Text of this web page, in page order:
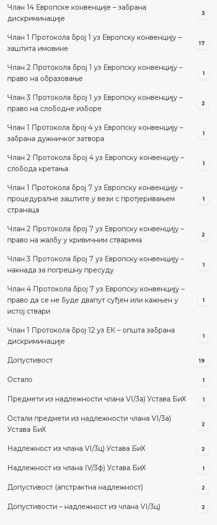
Члан 14 Европске конвенције – забрана
дискриминације
3
Члан 1 Протокола број 1 уз Европску конвенцију –
заштита имовине
17
Члан 2 Протокола број 1 уз Европску конвенцију –
право на образовање
1
Члан 3 Протокола број 1 уз Европску конвенцију –
право на слободне изборе
2
Члан 1 Протокола број 4 уз Европску конвенцију –
забрана дужничког затвора
1
Члан 2 Протокола број 4 уз Европску конвенцију –
слобода кретања
1
Члан 1 Протокола број 7 уз Европску конвенцију –
процедуралне заштите у вези с протјеривањем
странаца
1
Члан 2 Протокола број 7 уз Европску конвенцију –
право на жалбу у кривичним стварима
2
Члан 3 Протокола број 7 уз Европску конвенцију –
накнада за погрешну пресуду
1
Члан 4 Протокола број 7 уз Европску конвенцију –
право да се не буде двапут суђен или кажњен у
истој ствари
1
Члан 1 Протокола број 12 уз ЕК – општа забрана
дискриминације
1
Допустивост 19
Остало 1
Предмети из надлежности члана VI/3а) Устава БиХ 1
Остали предмети из надлежности члана VI/3а)
Устава БиХ
2
Надлежност из члана VI/3ц) Устава БиХ 2
Надлежност из члана IV/3ф) Устава БиХ 1
Допустивост (aпстрактна надлежност) 2
Допустивости – надлежност из члана VI/3ц) 2